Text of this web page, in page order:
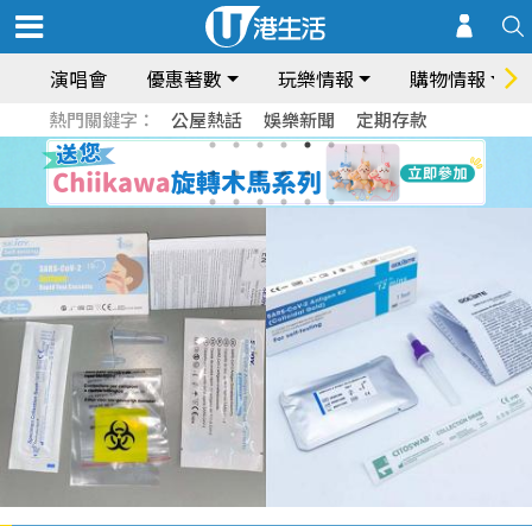
演唱會 優惠著數 玩樂情報 購物情報
熱門關鍵字： 公屋熱話 娛樂新聞 定期存款